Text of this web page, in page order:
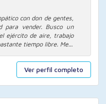
Ver perfil completo
con don de gentes,
para vender. Busco un
ejército de aire, trabajo
tiempo libre. Me...